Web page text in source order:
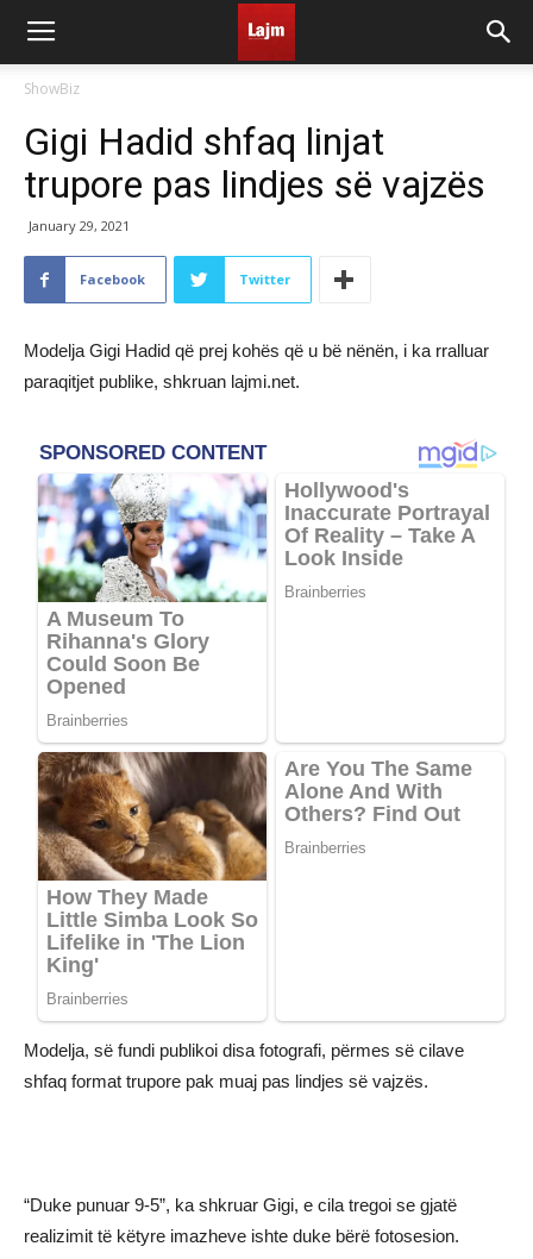
ShowBiz
Gigi Hadid shfaq linjat
trupore pas lindjes së vajzës
January 29, 2021
Facebook Twitter
Modelja Gigi Hadid që prej kohës që u bë nënën, i ka rralluar
paraqitjet publike, shkruan lajmi.net.
Modelja, së fundi publikoi disa fotografi, përmes së cilave
shfaq format trupore pak muaj pas lindjes së vajzës.
“Duke punuar 9-5”, ka shkruar Gigi, e cila tregoi se gjatë
realizimit të këtyre imazheve ishte duke bërë fotosesion.